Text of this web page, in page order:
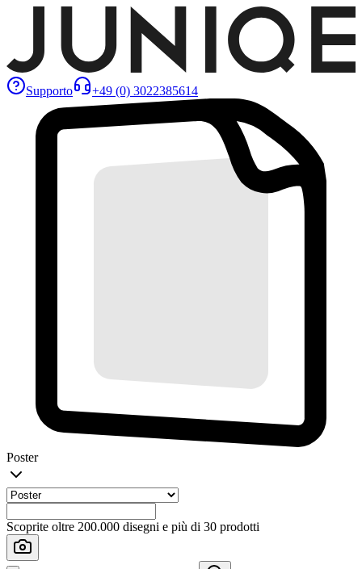
Supporto +49 (0) 3022385614
Poster
Scoprite oltre 200.000 disegni e più di 30 prodotti